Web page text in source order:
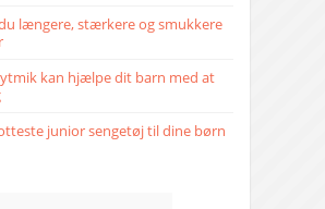
længere, stærkere og smukkere
kan hjælpe dit barn med at
junior sengetøj til dine børn